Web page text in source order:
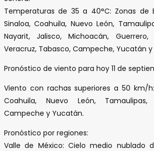
Temperaturas de 35 a 40°C: Zonas de
Sinaloa, Coahuila, Nuevo León,
Nayarit, Jalisco, Michoacán, Guerrero,
Veracruz, Tabasco, Campeche, Yucatán y
Pronóstico de viento para hoy 11 de
Viento con rachas superiores a 50 km/
Coahuila, Nuevo León, Tamaulipas,
Campeche y Yucatán.
Pronóstico por regiones:
Valle de México: Cielo medio nublado